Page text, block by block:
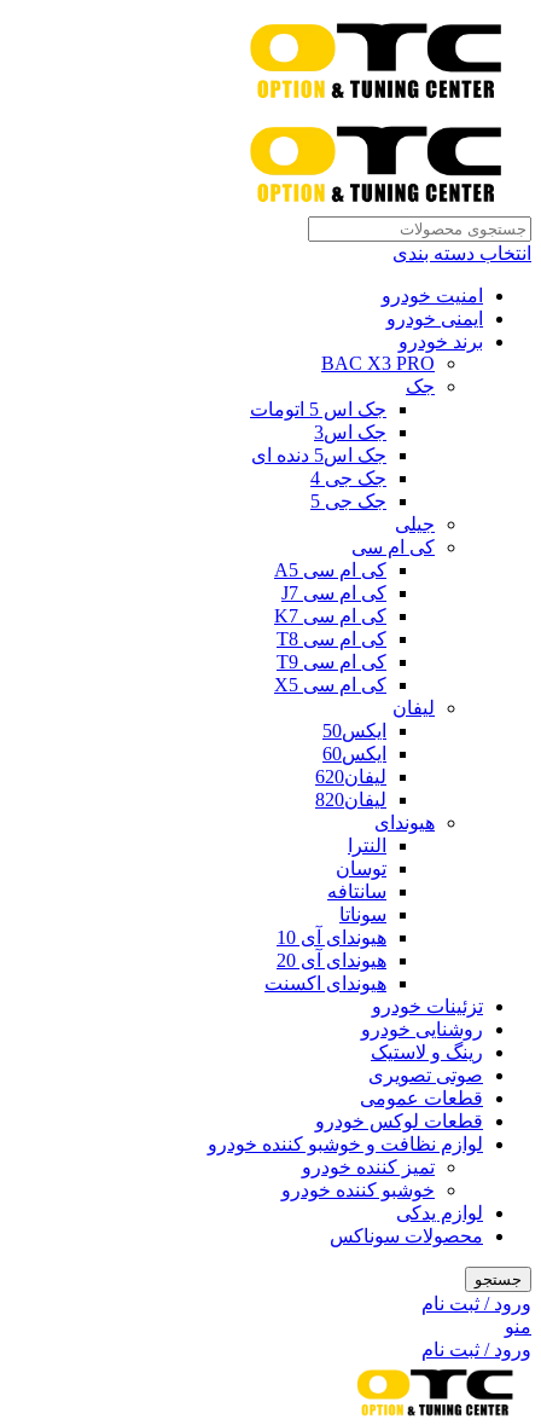
انتخاب دسته بندی
امنیت خودرو
ایمنی خودرو
برند خودرو
BAC X3 PRO
جک
جک اس 5 اتومات
جک اس3
جک اس5 دنده ای
جک جی 4
جک جی 5
جیلی
کی ام سی
کی ام سی A5
کی ام سی J7
کی ام سی K7
کی ام سی T8
کی ام سی T9
کی ام سی X5
لیفان
ایکس50
ایکس60
لیفان620
لیفان820
هیوندای
النترا
توسان
سانتافه
سوناتا
هیوندای آی 10
هیوندای آی 20
هیوندای اکسنت
تزئینات خودرو
روشنایی خودرو
رینگ و لاستیک
صوتی تصویری
قطعات عمومی
قطعات لوکس خودرو
لوازم نظافت و خوشبو کننده خودرو
تمیز کننده خودرو
خوشبو کننده خودرو
لوازم یدکی
محصولات سوناکس
جستجو
ورود / ثبت نام
منو
ورود / ثبت نام